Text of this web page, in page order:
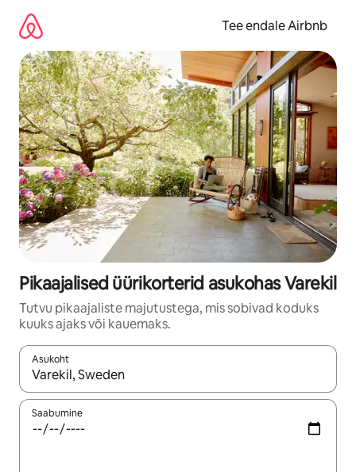
juurde
Tee endale Airbnb
Pikaajalised üürikorterid asukohas Varekil
Tutvu pikaajaliste majutustega, mis sobivad koduks
kuuks ajaks või kauemaks.
Asukoht
Kui tulemused on kuvatud, liigu ekraanil nooleklahvidega või
Saabumine